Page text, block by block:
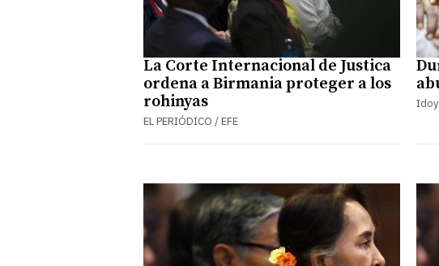
La Corte Internacional de Justica
ordena a Birmania proteger a los
rohinyas
EL PERIÓDICO / EFE